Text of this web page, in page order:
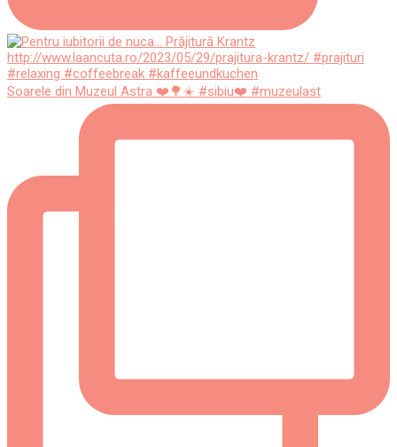
Soarele din Muzeul Astra ❤️🌳☀️ #sibiu❤️ #muzeulast